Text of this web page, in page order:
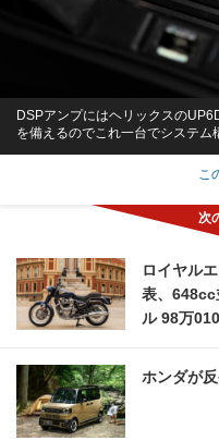
DSPアンプにはヘリックスの
を備えるのでこれ一台でシステム
こ
ロイヤル
表、648cc
ル 98万
ホンダが